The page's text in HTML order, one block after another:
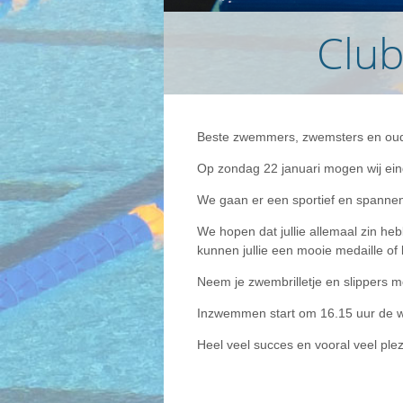
Beste zwemmers, zwemsters en
Op zondag 22 januari mogen wij
We gaan er een sportief en
We hopen dat jullie allemaal zin
kunnen jullie een mooie medaille
Neem je zwembrilletje en slippers
Inzwemmen start om 16.15 uur de
Heel veel succes en vooral veel